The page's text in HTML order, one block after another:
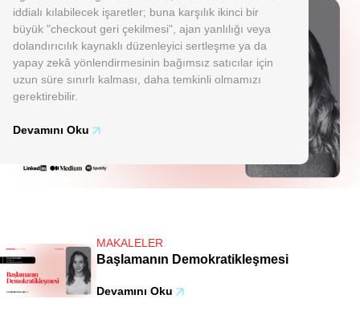
iddialı kılabilecek işaretler; buna karşılık ikinci bir
büyük "checkout geri çekilmesi", ajan yanlılığı veya
dolandırıcılık kaynaklı düzenleyici sertleşme ya da
yapay zekâ yönlendirmesinin bağımsız satıcılar için
uzun süre sınırlı kalması, daha temkinli olmamızı
gerektirebilir.
Devamını Oku
MAKALELER
Başlamanın Demokratikleşmesi
Devamını Oku